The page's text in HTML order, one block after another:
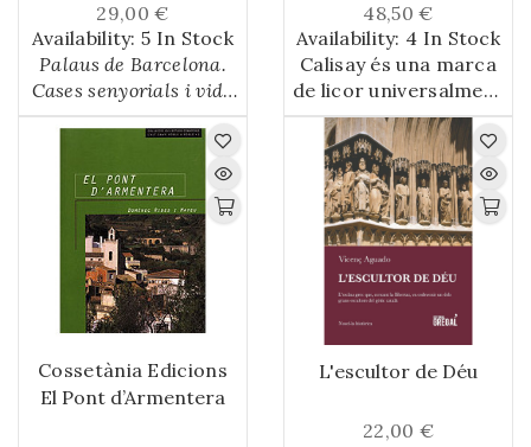
29,00 €
Availability:5 In Stock
Palaus de Barcelona.
Cases senyorials i vida
privada de
l'aristocràciafa un
esplèndid recorregut
per la vida i les
possessions de
l'aristocràcia
barcelonina entre
finals del segle xviii i
mitjan segle xx. L'obra
l'organització de la
casa, les relacions de
48,50 €
Availability: 4 In Stock
Calisay és una marca
de licor universalment
coneguda. Poc podien
esperar-s'ho els seus
creadors quan el 1897
(dos anys després
d'haver fundat
l'empresa per
comercialitzar-lo) van
vendre'n la patent a
Magí Mollfulleda,
juntament amb els
motlles per fabricar
imprimir les etiquetes,
Cossetània Edicions
El Pont d’Armentera
L'escultor de Déu
22,00 €